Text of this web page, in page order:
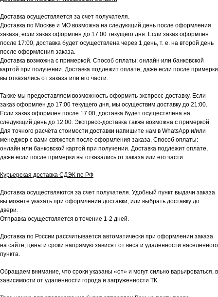
Доставка осуществляется за счет получателя.
Доставка по Москве и МО возможна на следующий день после оформления
заказа, если заказ оформлен до 17:00 текущего дня. Если заказ оформлен
после 17:00, доставка будет осуществлена через 1 день, т. е. на второй день
после оформления заказа.
Доставка возможна с примеркой. Способ оплаты: онлайн или банковской
картой при получении. Доставка подлежит оплате, даже если после примерки
вы отказались от заказа или его части.
Также мы предоставляем возможность оформить экспресс-доставку. Если
заказ оформлен до 17:00 текущего дня, мы осуществим доставку до 21:00.
Если заказ оформлен после 17:00, доставка будет осуществлена на
следующий день до 12:00. Экспресс-доставка также возможна с примеркой.
Для точного расчёта стоимости доставки напишите нам в WhatsApp и/или
менеджер с вами свяжется после оформления заказа. Способ оплаты:
онлайн или банковской картой при получении. Доставка подлежит оплате,
даже если после примерки вы отказались от заказа или его части.
Курьерская доставка СДЭК по РФ
Доставка осуществляются за счет получателя. Удобный пункт выдачи заказа
вы можете указать при оформлении доставки, или выбрать доставку до
двери.
Отправка осуществляется в течение 1-2 дней.
Доставка по России рассчитывается автоматически при оформлении заказа
на сайте, цены и сроки напрямую зависят от веса и удалённости населенного
пункта.
Обращаем внимание, что сроки указаны «от» и могут сильно варьироваться, в
зависимости от удалённости города и загруженности ТК.